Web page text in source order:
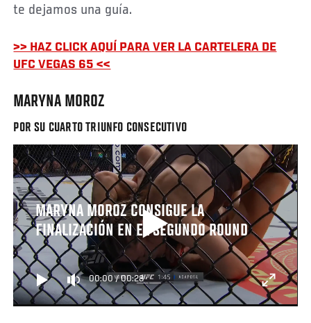
te dejamos una guía.
>> HAZ CLICK AQUÍ PARA VER LA CARTELERA DE
UFC VEGAS 65 <<
MARYNA MOROZ
POR SU CUARTO TRIUNFO CONSECUTIVO
MARYNA MOROZ CONSIGUE LA
FINALIZACIÓN EN EL SEGUNDO ROUND
00:00 /00:28